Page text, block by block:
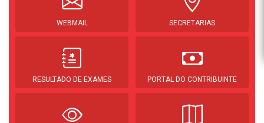
WEBMAIL SECRETARIAS
RESULTADO DE EXAMES PORTAL DO CONTRIBUINTE